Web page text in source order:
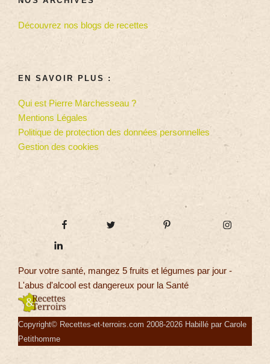
Découvrez nos blogs de recettes
EN SAVOIR PLUS :
Qui est Pierre Marchesseau ?
Mentions Légales
Politique de protection des données personnelles
Gestion des cookies
Pour votre santé, mangez 5 fruits et légumes par jour -
L'abus d'alcool est dangereux pour la Santé
Copyright© Recettes-et-terroirs.com 2008-2026 Habillé par Carole
Petithomme